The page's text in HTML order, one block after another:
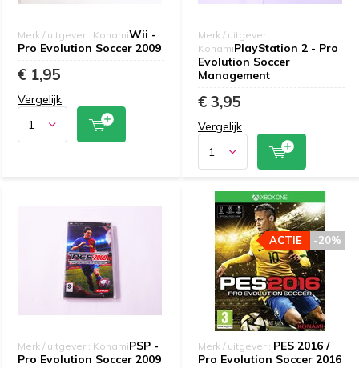
Merk / uitgever : KonamiWii -
Pro Evolution Soccer 2009
€ 1,95
Vergelijk
Merk / uitgever :
KonamiPlayStation 2 - Pro
Evolution Soccer
Management
€ 3,95
Vergelijk
Merk / uitgever : KonamiPSP -
Pro Evolution Soccer 2009
Merk / uitgever : PES 2016 /
Pro Evolution Soccer 2016
-20%
ACTIE